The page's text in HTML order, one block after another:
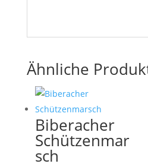
Ähnliche
Biberacher
Schützenmar
sch